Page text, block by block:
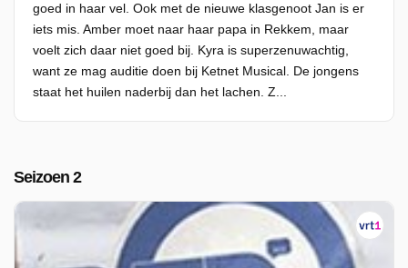
goed in haar vel. Ook met de nieuwe klasgenoot Jan is er
iets mis. Amber moet naar haar papa in Rekkem, maar
voelt zich daar niet goed bij. Kyra is superzenuwachtig,
want ze mag auditie doen bij Ketnet Musical. De jongens
staat het huilen naderbij dan het lachen. Z...
Seizoen 2